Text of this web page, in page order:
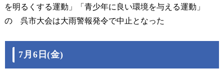
を明るくする運動」「青少年に良い環境を与える運動」
の 呉市大会は大雨警報発令で中止となった
7月6日(金)